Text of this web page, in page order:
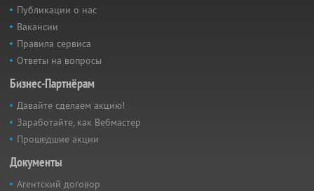
Публикации о нас
Вакансии
Правила сервиса
Ответы на вопросы
Бизнес-Партнёрам
Давайте сделаем акцию!
Заработайте, как Вебмастер
Прошедшие акции
Документы
Агентский договор